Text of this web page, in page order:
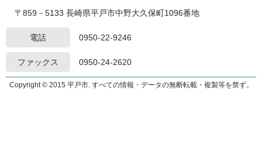
〒859－5133 長崎県平戸市中野大久保町1096番地
電話 0950-22-9246
ファックス 0950-24-2620
Copyright © 2015 平戸市. すべての情報・データの無断転載・複製等を禁ず。